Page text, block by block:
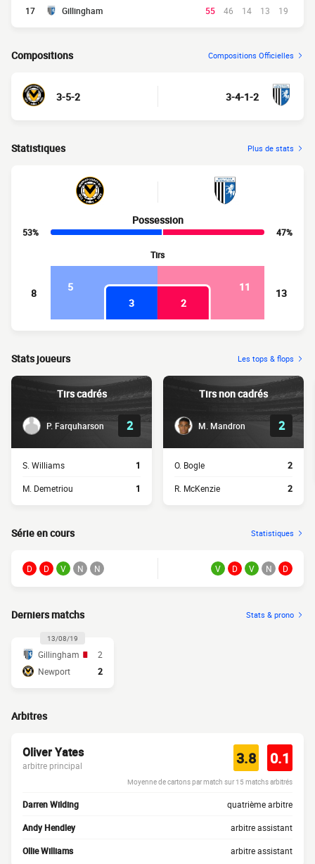
17
Gillingham 55 46 14 13 19
Compositions Compositions Officielles
3-5-2 3-4-1-2
Statistiques Plus de stats
Possession
53%
47%
Tirs
8 5
11
3
2
13
Stats joueurs Les tops & flops
Tirs cadrés
P. Farquharson 2
S. Williams 1
M. Demetriou 1
Tirs non cadrés
M. Mandron 2
O. Bogle 2
R. McKenzie 2
Série en cours Statistiques
D D V N N V D V N D
Derniers matchs Stats & prono
13/08/19
Gillingham
2
Newport
2
Arbitres
Oliver Yates
arbitre principal 3.8 0.1
Moyenne de cartons par match sur 15 matchs arbitrés
Darren Wilding quatrième arbitre
Andy Hendley arbitre assistant
Ollie Williams arbitre assistant